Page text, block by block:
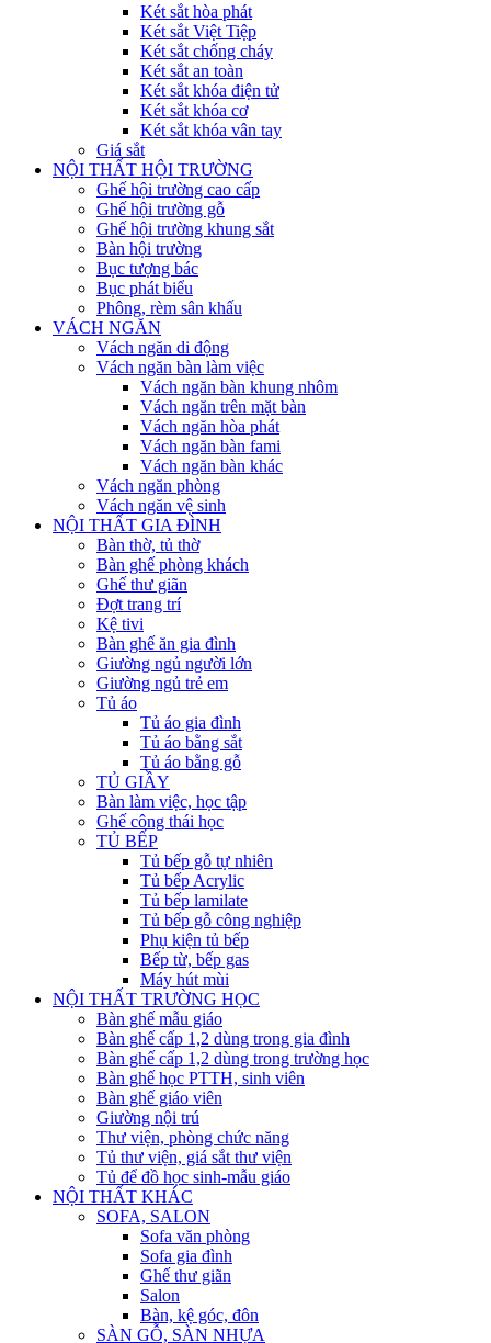
Két sắt hòa phát
Két sắt Việt Tiệp
Két sắt chống cháy
Két sắt an toàn
Két sắt khóa điện tử
Két sắt khóa cơ
Két sắt khóa vân tay
Giá sắt
NỘI THẤT HỘI TRƯỜNG
Ghế hội trường cao cấp
Ghế hội trường gỗ
Ghế hội trường khung sắt
Bàn hội trường
Bục tượng bác
Bục phát biểu
Phông, rèm sân khấu
VÁCH NGĂN
Vách ngăn di động
Vách ngăn bàn làm việc
Vách ngăn bàn khung nhôm
Vách ngăn trên mặt bàn
Vách ngăn hòa phát
Vách ngăn bàn fami
Vách ngăn bàn khác
Vách ngăn phòng
Vách ngăn vệ sinh
NỘI THẤT GIA ĐÌNH
Bàn thờ, tủ thờ
Bàn ghế phòng khách
Ghế thư giãn
Đợt trang trí
Kệ tivi
Bàn ghế ăn gia đình
Giường ngủ người lớn
Giường ngủ trẻ em
Tủ áo
Tủ áo gia đình
Tủ áo bằng sắt
Tủ áo bằng gỗ
TỦ GIẦY
Bàn làm việc, học tập
Ghế công thái học
TỦ BẾP
Tủ bếp gỗ tự nhiên
Tủ bếp Acrylic
Tủ bếp lamilate
Tủ bếp gỗ công nghiệp
Phụ kiện tủ bếp
Bếp từ, bếp gas
Máy hút mùi
NỘI THẤT TRƯỜNG HỌC
Bàn ghế mẫu giáo
Bàn ghế cấp 1,2 dùng trong gia đình
Bàn ghế cấp 1,2 dùng trong trường học
Bàn ghế học PTTH, sinh viên
Bàn ghế giáo viên
Giường nội trú
Thư viện, phòng chức năng
Tủ thư viện, giá sắt thư viện
Tủ để đồ học sinh-mẫu giáo
NỘI THẤT KHÁC
SOFA, SALON
Sofa văn phòng
Sofa gia đình
Ghế thư giãn
Salon
Bàn, kệ góc, đôn
SÀN GỖ, SÀN NHỰA